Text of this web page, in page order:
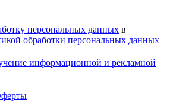
персональных данных в
обработки персональных данных
информационной и рекламной